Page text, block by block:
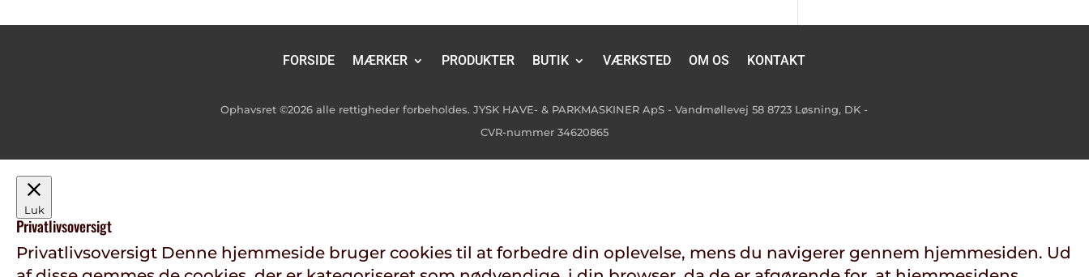
FORSIDE MÆRKER PRODUKTER BUTIK VÆRKSTED OM OS KONTAKT
Ophavsret ©2026 alle rettigheder forbeholdes. JYSK HAVE- & PARKMASKINER ApS - Vandmøllevej 58 8723 Løsning, DK -
CVR-nummer 34620865
Luk
Privatlivsoversigt
Privatlivsoversigt Denne hjemmeside bruger cookies til at forbedre din oplevelse, mens du navigerer gennem hjemmesiden. Ud